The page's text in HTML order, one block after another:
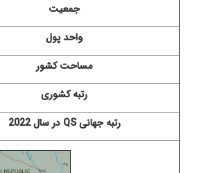
جمعیت
واحد پول
مساحت کشور
رتبه کشوری
رتبه جهانیQS در سال 2022